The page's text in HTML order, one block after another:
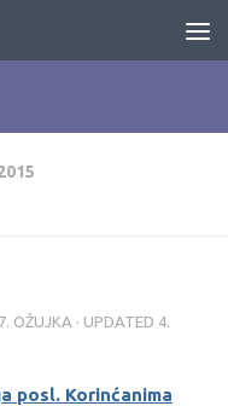
7. OŽUJKA · UPDATED 4.
posl. Korinćanima